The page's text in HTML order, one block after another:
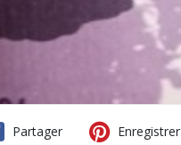
Partager Enregistrer